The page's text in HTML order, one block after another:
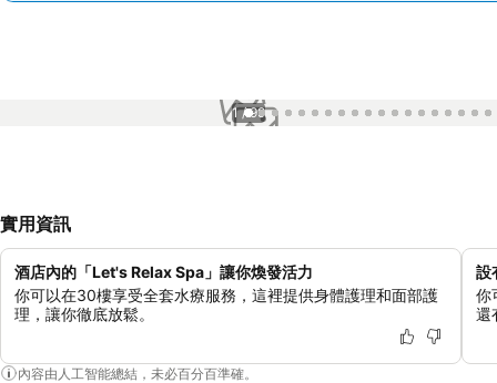
1 / 99
實用資訊
酒店內的「Let's Relax Spa」讓你煥發活力
你可以在30樓享受全套水療服務，這裡提供身體護理和面部護
理，讓你徹底放鬆。
設
你
還
內容由人工智能總結，未必百分百準確。